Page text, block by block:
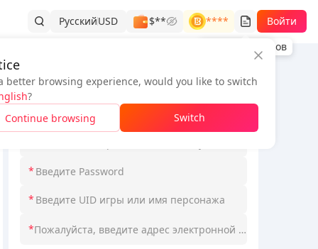
РусскийUSD $**
****
История заказов
Войти
Информация о заказе
*Выберите Loginmodel
*
*
*
better browsing experience, would you like to switch
?
Continue browsing
Switch